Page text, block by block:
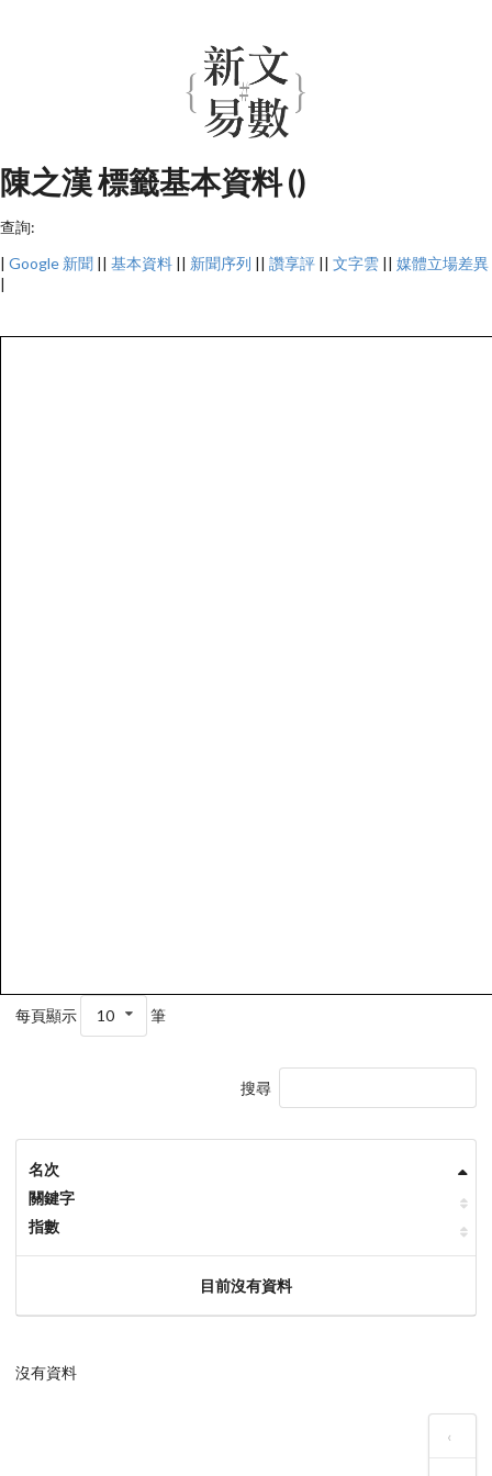
陳之漢 標籤基本資料 ()
查詢:
| Google 新聞 || 基本資料 || 新聞序列 || 讚享評 || 文字雲 || 媒體立場差異
|
每頁顯示 10 筆
搜尋
名次
關鍵字
指數
目前沒有資料
沒有資料
‹